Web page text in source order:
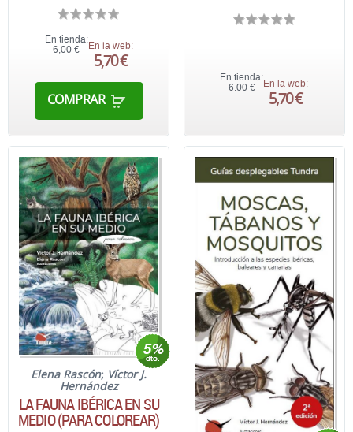
En tienda:
6,00 €
En la web:
5,70 €
COMPRAR
En tienda:
6,00 €
En la web:
5,70 €
Elena Rascón; Víctor J.
Hernández
LA FAUNA IBÉRICA EN SU
MEDIO (PARA COLOREAR)